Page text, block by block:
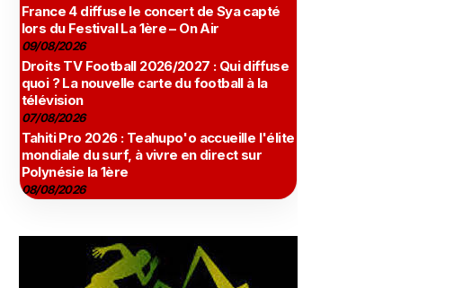
France 4 diffuse le concert de Sya capté
lors du Festival La 1ère – On Air
09/08/2026
Droits TV Football 2026/2027 : Qui diffuse
quoi ? La nouvelle carte du football à la
télévision
07/08/2026
Tahiti Pro 2026 : Teahupo'o accueille l'élite
mondiale du surf, à vivre en direct sur
Polynésie la 1ère
08/08/2026